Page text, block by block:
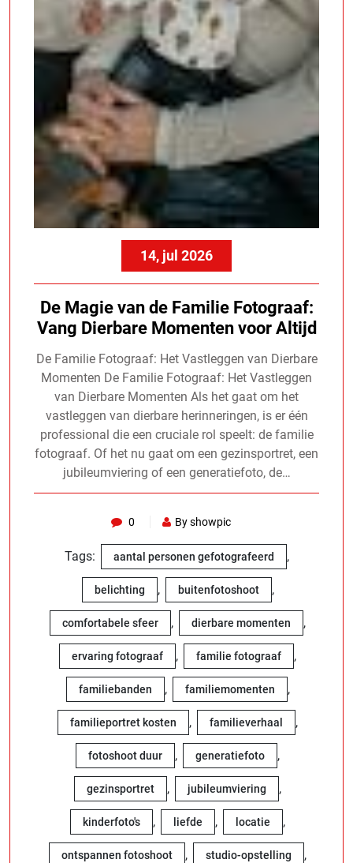
14, jul 2026
De Magie van de Familie Fotograaf:
Vang Dierbare Momenten voor Altijd
De Familie Fotograaf: Het Vastleggen van Dierbare
Momenten De Familie Fotograaf: Het Vastleggen
van Dierbare Momenten Als het gaat om het
vastleggen van dierbare herinneringen, is er één
professional die een cruciale rol speelt: de familie
fotograaf. Of het nu gaat om een gezinsportret, een
jubileumviering of een generatiefoto, de…
0 By showpic
Tags: aantal personen gefotografeerd ,
belichting , buitenfotoshoot ,
comfortabele sfeer , dierbare momenten ,
ervaring fotograaf , familie fotograaf ,
familiebanden , familiemomenten ,
familieportret kosten , familieverhaal ,
fotoshoot duur , generatiefoto ,
gezinsportret , jubileumviering ,
kinderfoto's , liefde , locatie ,
ontspannen fotoshoot , studio-opstelling ,